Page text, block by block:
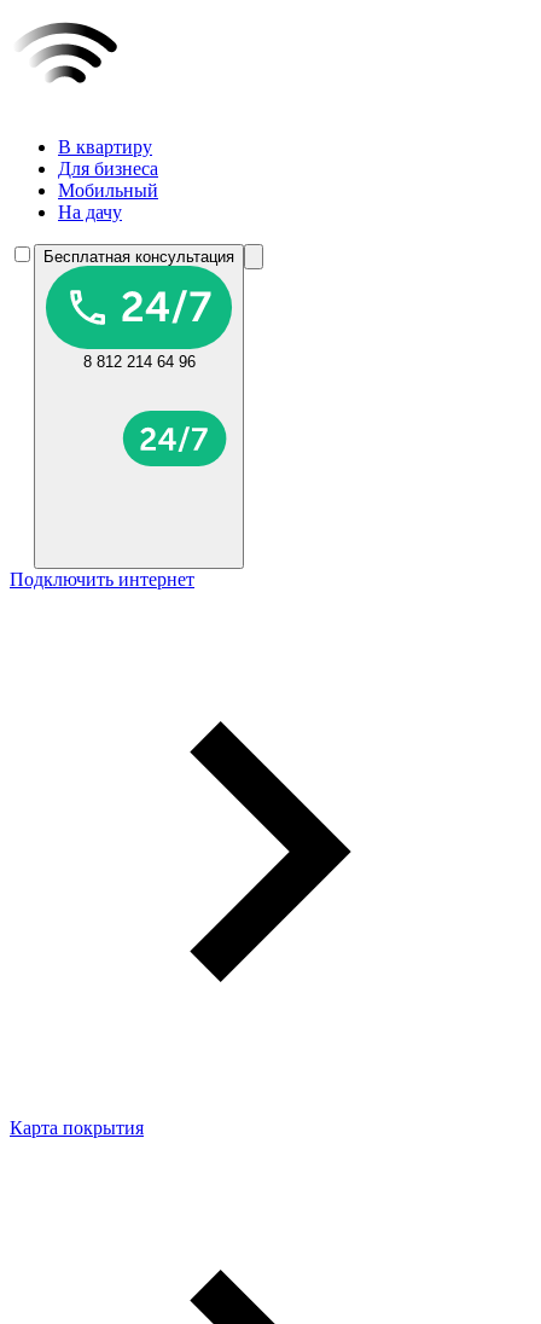
В квартиру
Для бизнеса
Мобильный
На дачу
Бесплатная консультация
8 812 214 64 96
Подключить интернет
Карта покрытия